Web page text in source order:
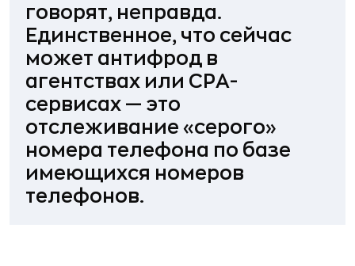
говорят, неправда.
Единственное, что сейчас
может антифрод в
агентствах или СРА-
сервисах — это
отслеживание «серого»
номера телефона по базе
имеющихся номеров
телефонов.